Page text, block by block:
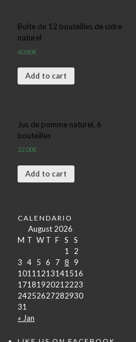
Boîte de 12 bouteilles de cidre
naturel
40.80€
Add to cart
Jus de pomme naturel, 6
bouteilles
22.00€
Add to cart
CALENDARIO
August 2026
M T W T F S S
« Jan
1
2
3 4 5 6 7 8 9
1011 1213141516
1718192021 2223
24252627282930
31